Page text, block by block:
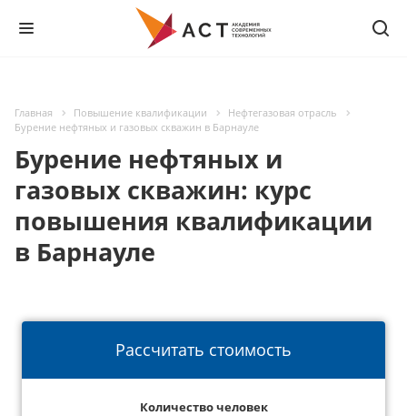
Главная Повышение квалификации
Нефтегазовая отрасль
Бурение нефтяных и газовых скважин в Барнауле
Бурение нефтяных и
газовых скважин: курс
повышения квалификации
в Барнауле
Рассчитать стоимость
Количество человек